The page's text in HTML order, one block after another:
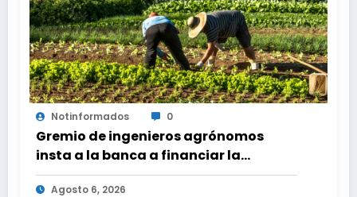
Notinformados 0
Gremio de ingenieros agrónomos
insta a la banca a financiar la
agricultura familiar
Agosto 6, 2026